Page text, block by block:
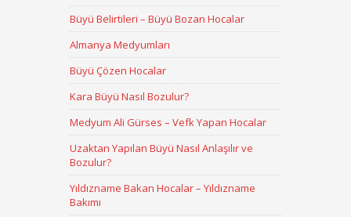
Büyü Belirtileri – Büyü Bozan Hocalar
Almanya Medyumları
Büyü Çözen Hocalar
Kara Büyü Nasıl Bozulur?
Medyum Ali Gürses – Vefk Yapan Hocalar
Uzaktan Yapılan Büyü Nasıl Anlaşılır ve
Bozulur?
Yıldızname Bakan Hocalar – Yıldızname
Bakımı